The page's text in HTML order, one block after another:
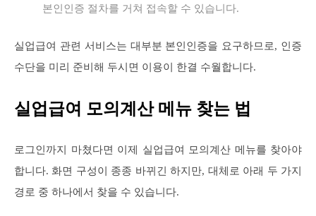
본인인증 절차를 거쳐 접속할 수 있습니다.
실업급여 관련 서비스는 대부분 본인인증을 요구하므로, 인증
수단을 미리 준비해 두시면 이용이 한결 수월합니다.
실업급여 모의계산 메뉴 찾는 법
로그인까지 마쳤다면 이제 실업급여 모의계산 메뉴를 찾아야
합니다. 화면 구성이 종종 바뀌긴 하지만, 대체로 아래 두 가지
경로 중 하나에서 찾을 수 있습니다.